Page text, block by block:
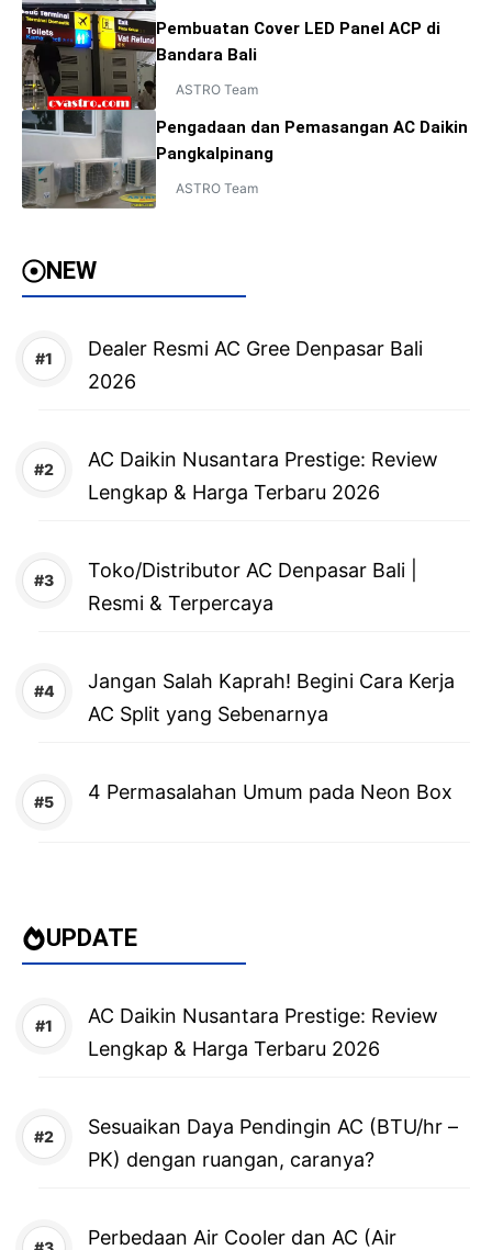
Pembuatan Cover LED Panel ACP di
Bandara Bali
ASTRO Team
Pengadaan dan Pemasangan AC Daikin
Pangkalpinang
ASTRO Team
NEW
Dealer Resmi AC Gree Denpasar Bali
2026
AC Daikin Nusantara Prestige: Review
Lengkap & Harga Terbaru 2026
Toko/Distributor AC Denpasar Bali |
Resmi & Terpercaya
Jangan Salah Kaprah! Begini Cara Kerja
AC Split yang Sebenarnya
4 Permasalahan Umum pada Neon Box
UPDATE
AC Daikin Nusantara Prestige: Review
Lengkap & Harga Terbaru 2026
Sesuaikan Daya Pendingin AC (BTU/hr –
PK) dengan ruangan, caranya?
Perbedaan Air Cooler dan AC (Air